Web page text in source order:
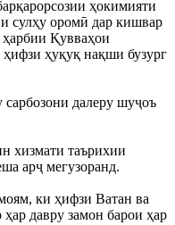
ҳокимияти
сулҳу оромӣ дар кишвар
Қувваҳои
ҳуқуқ нақши бузург
далеру шуҷоъ
хизмати таърихии
арҷ мегузоранд.
ки ҳифзи Ватан ва
давру замон барои ҳар